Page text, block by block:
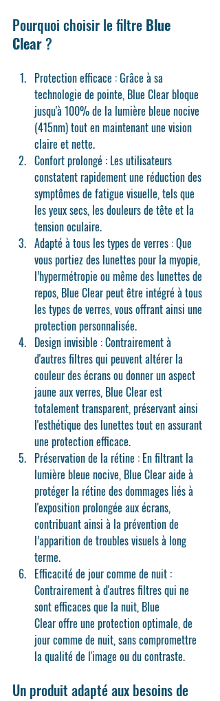
Pourquoi choisir le filtre Blue
Clear ?
Protection efficace : Grâce à sa
technologie de pointe, Blue Clear bloque
jusqu'à 100% de la lumière bleue nocive
(415nm) tout en maintenant une vision
claire et nette.
Confort prolongé : Les utilisateurs
constatent rapidement une réduction des
symptômes de fatigue visuelle, tels que
les yeux secs, les douleurs de tête et la
tension oculaire.
Adapté à tous les types de verres : Que
vous portiez des lunettes pour la myopie,
l’hypermétropie ou même des lunettes de
repos, Blue Clear peut être intégré à tous
les types de verres, vous offrant ainsi une
protection personnalisée.
Design invisible : Contrairement à
d'autres filtres qui peuvent altérer la
couleur des écrans ou donner un aspect
jaune aux verres, Blue Clear est
totalement transparent, préservant ainsi
l'esthétique des lunettes tout en assurant
une protection efficace.
Préservation de la rétine : En filtrant la
lumière bleue nocive, Blue Clear aide à
protéger la rétine des dommages liés à
l'exposition prolongée aux écrans,
contribuant ainsi à la prévention de
l’apparition de troubles visuels à long
terme.
Efficacité de jour comme de nuit :
Contrairement à d'autres filtres qui ne
sont efficaces que la nuit, Blue
Clear offre une protection optimale, de
jour comme de nuit, sans compromettre
la qualité de l'image ou du contraste.
Un produit adapté aux besoins de